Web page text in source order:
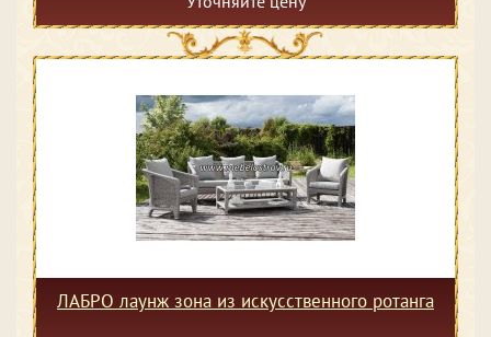
ЛАБРО лаунж зона из искусственного ротанга